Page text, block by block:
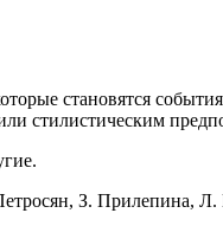
становятся
стилистическим
З. Прилепина,